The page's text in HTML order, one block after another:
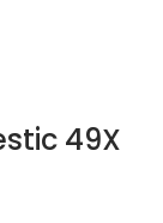
49X